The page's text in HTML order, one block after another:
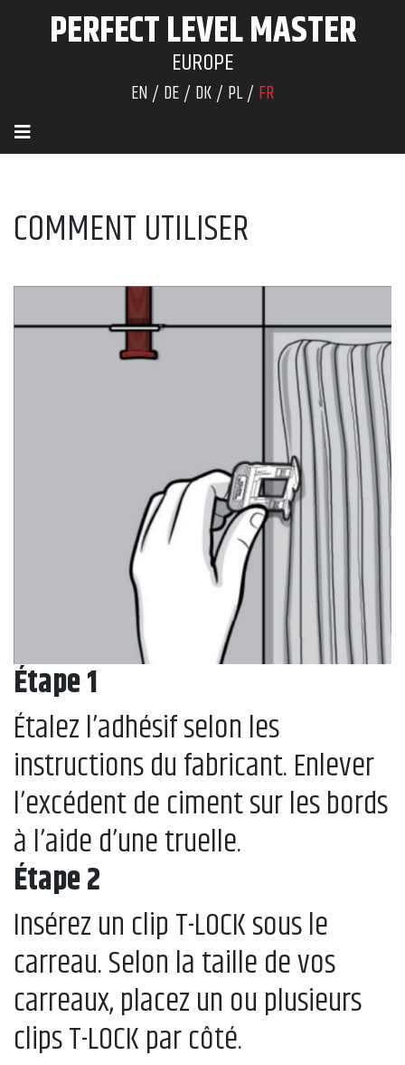
PERFECT LEVEL MASTER
EUROPE
EN DE DK PL FR
COMMENT UTILISER
Étape 1
Étalez l’adhésif selon les
instructions du fabricant. Enlever
l’excédent de ciment sur les bords
à l’aide d’une truelle.
Étape 2
Insérez un clip T-LOCK sous le
carreau. Selon la taille de vos
carreaux, placez un ou plusieurs
clips T-LOCK par côté.